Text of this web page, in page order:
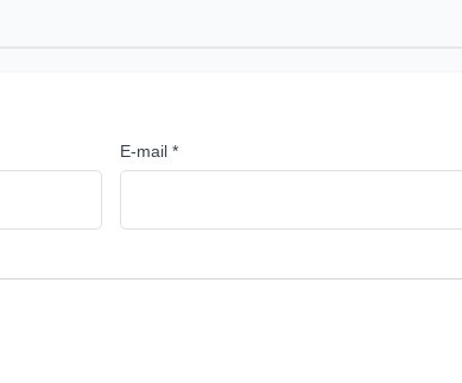
E-mail *